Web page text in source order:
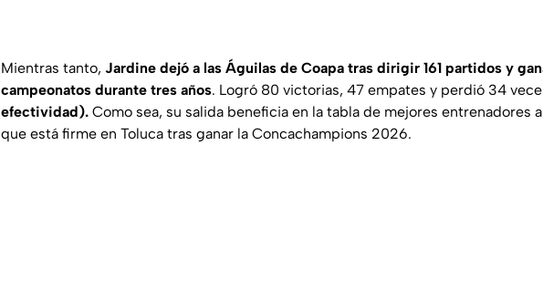
Mientras tanto, Jardine dejó a las Águilas de Coapa tras dirigir 161 partidos y
campeonatos durante tres años. Logró 80 victorias, 47 empates y perdió 34
efectividad). Como sea, su salida beneficia en la tabla de mejores entrenadores
que está firme en Toluca tras ganar la Concachampions 2026.